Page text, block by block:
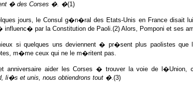
� des Corses �. �(1)
jours, le Consul g�n�ral des Etats-Unis en France
par la Constitution de Paoli.(2) Alors, Pomponi et ses
si quelques uns deviennent � pr�sent plus paolistes
m�me ceux qui ne le m�ritent pas.
anniversaire aider les Corses � trouver la voie de
li�s et unis, nous obtiendrons tout �.(3)